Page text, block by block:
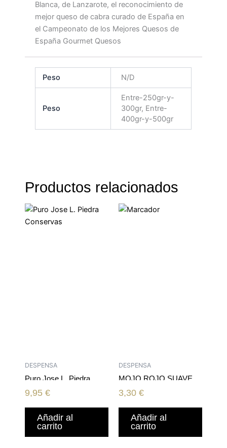
Blanca, de Lanzarote, el reconocimiento de
mejor queso de cabra curado de España en
el Campeonato de los Mejores Quesos de
España Gourmet Quesos
Peso N/D
Peso
Entre-250gr-y-
300gr, Entre-
400gr-y-500gr
Productos relacionados
DESPENSA
Puro Jose L. Piedra
Conservas
9,95€
Añadir al
carrito
DESPENSA
MOJO ROJO SUAVE
YAIZA 100ML
3,30 €
Añadir al
carrito